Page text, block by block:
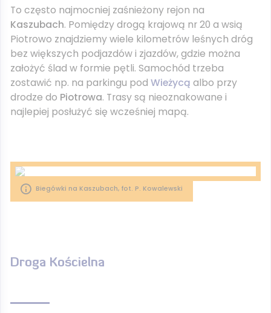
To często najmocniej zaśnieżony rejon na
Kaszubach. Pomiędzy drogą krajową nr 20 a wsią
Piotrowo znajdziemy wiele kilometrów leśnych dróg
bez większych podjazdów i zjazdów, gdzie można
założyć ślad w formie pętli. Samochód trzeba
zostawić np. na parkingu pod Wieżycą albo przy
drodze do Piotrowa. Trasy są nieoznakowane i
najlepiej posłużyć się wcześniej mapą.
Biegówki na Kaszubach, fot. P. Kowalewski
Droga Kościelna